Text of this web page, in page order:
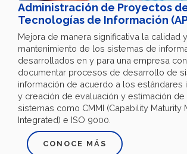
Administración de Proyectos
Tecnologías de Información
Mejora de manera significativa la calidad
mantenimiento de los sistemas de
desarrollados en y para una empresa
documentar procesos de desarrollo de
información de acuerdo a los estándares
y creación de evaluación y estimación
sistemas como CMMI (Capability Maturity
Integrated) e ISO 9000.
CONOCE MÁS